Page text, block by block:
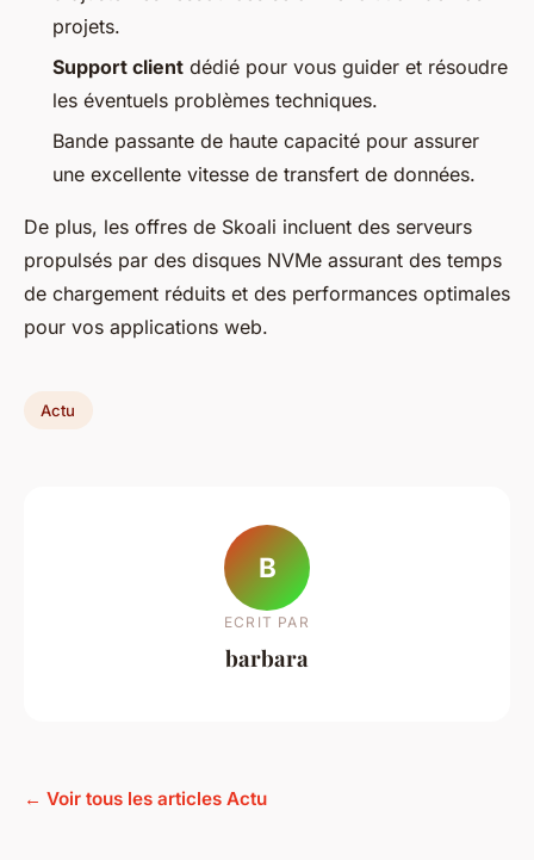
projets.
Support client dédié pour vous guider et résoudre
les éventuels problèmes techniques.
Bande passante de haute capacité pour assurer
une excellente vitesse de transfert de données.
De plus, les offres de Skoali incluent des serveurs
propulsés par des disques NVMe assurant des temps
de chargement réduits et des performances optimales
pour vos applications web.
Actu
B
ECRIT PAR
barbara
← Voir tous les articles Actu